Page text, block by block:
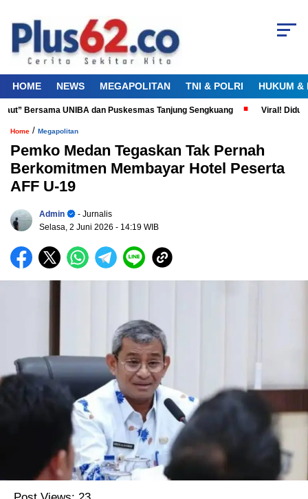
HOME NEWS MEGAPOLITAN TNI & POLRI HUKUM &
Bersama UNIBA dan Puskesmas Tanjung Sengkuang Viral! Diduga
Home / Megapolitan
Pemko Medan Tegaskan Tak Pernah
Berkomitmen Membayar Hotel Peserta
AFF U-19
Admin
- Jurnalis
Selasa, 2 Juni 2026 - 14:19 WIB